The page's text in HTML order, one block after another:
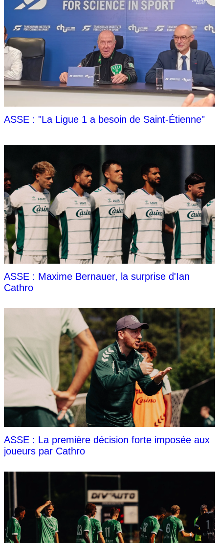
ASSE : "La Ligue 1 a besoin de Saint-Étienne"
ASSE : Maxime Bernauer, la surprise d'Ian
Cathro
ASSE : La première décision forte imposée aux
joueurs par Cathro